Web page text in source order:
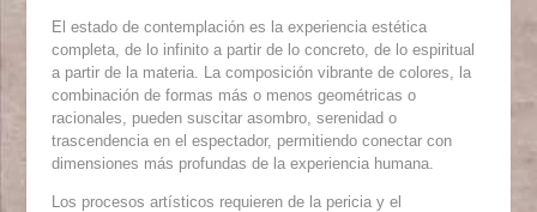
El estado de contemplación es la experiencia estética
completa, de lo infinito a partir de lo concreto, de lo espiritual
a partir de la materia. La composición vibrante de colores, la
combinación de formas más o menos geométricas o
racionales, pueden suscitar asombro, serenidad o
trascendencia en el espectador, permitiendo conectar con
dimensiones más profundas de la experiencia humana.
Los procesos artísticos requieren de la pericia y el